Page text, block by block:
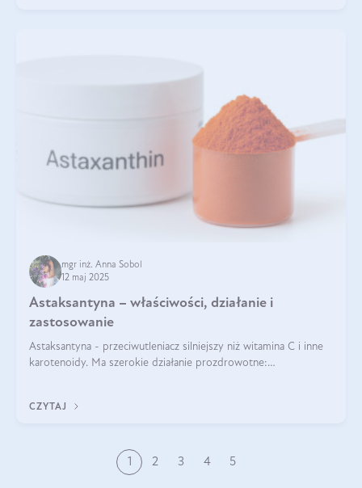
mgr inż. Anna Sobol
12 maj 2025
Astaksantyna – właściwości, działanie i
zastosowanie
Astaksantyna - przeciwutleniacz silniejszy niż witamina C i inne
karotenoidy. Ma szerokie działanie prozdrowotne:
CZYTAJ
1 2 3 4 5